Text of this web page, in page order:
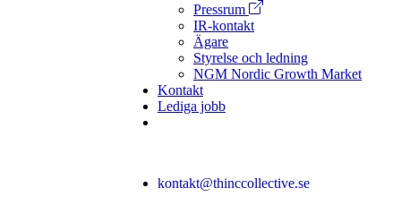
Pressrum
IR-kontakt
Ägare
Styrelse och ledning
NGM Nordic Growth Market
Kontakt
Lediga jobb
kontakt@thinccollective.se